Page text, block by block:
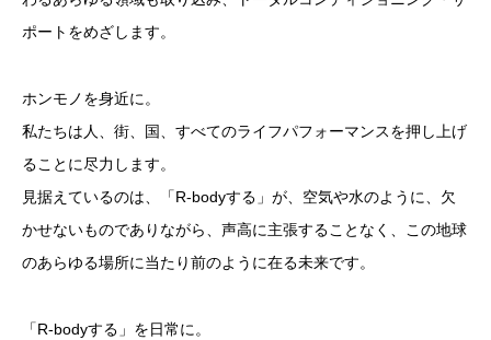
ポートをめざします。
ホンモノを身近に。
私たちは人、街、国、すべてのライフパフォーマンスを押し上げ
ることに尽力します。
見据えているのは、「R-bodyする」が、空気や水のように、欠
かせないものでありながら、声高に主張することなく、この地球
のあらゆる場所に当たり前のように在る未来です。
「R-bodyする」を日常に。